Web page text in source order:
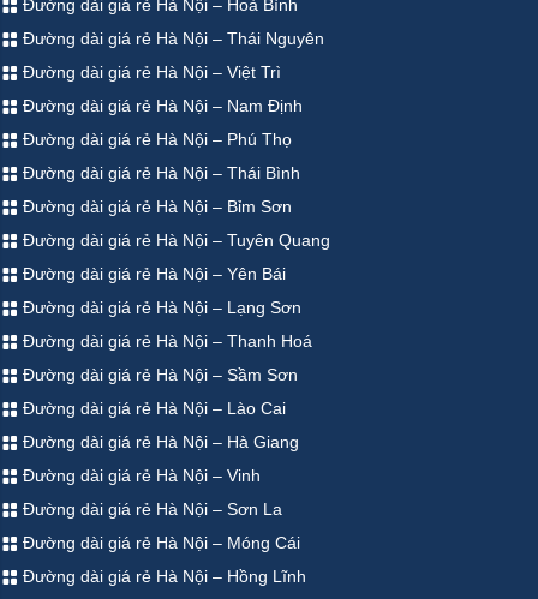
Đường dài giá rẻ Hà Nội – Hoà Bình
Đường dài giá rẻ Hà Nội – Thái Nguyên
Đường dài giá rẻ Hà Nội – Việt Trì
Đường dài giá rẻ Hà Nội – Nam Định
Đường dài giá rẻ Hà Nội – Phú Thọ
Đường dài giá rẻ Hà Nội – Thái Bình
Đường dài giá rẻ Hà Nội – Bỉm Sơn
Đường dài giá rẻ Hà Nội – Tuyên Quang
Đường dài giá rẻ Hà Nội – Yên Bái
Đường dài giá rẻ Hà Nội – Lạng Sơn
Đường dài giá rẻ Hà Nội – Thanh Hoá
Đường dài giá rẻ Hà Nội – Sầm Sơn
Đường dài giá rẻ Hà Nội – Lào Cai
Đường dài giá rẻ Hà Nội – Hà Giang
Đường dài giá rẻ Hà Nội – Vinh
Đường dài giá rẻ Hà Nội – Sơn La
Đường dài giá rẻ Hà Nội – Móng Cái
Đường dài giá rẻ Hà Nội – Hồng Lĩnh